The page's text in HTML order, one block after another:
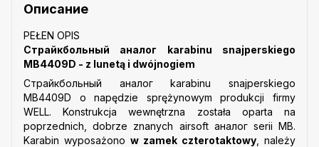
Описание
PEŁEN OPIS
Страйкбольный аналог karabinu snajperskiego
MB4409D - z lunetą i dwójnogiem
Страйкбольный аналог karabinu snajperskiego
MB4409D o napędzie sprężynowym produkcji firmy
WELL. Konstrukcja wewnętrzna została oparta na
poprzednich, dobrze znanych airsoft аналог serii MB.
Karabin wyposażono w zamek czterotaktowy , należy